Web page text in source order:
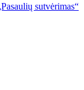
sutvėrimas“